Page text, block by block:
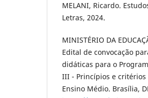
MELANI, Ricardo.
Letras, 2024.
MINISTÉRIO DA
Edital de convocação
didáticas para o
III - Princípios e critérios
Ensino Médio. Brasília,